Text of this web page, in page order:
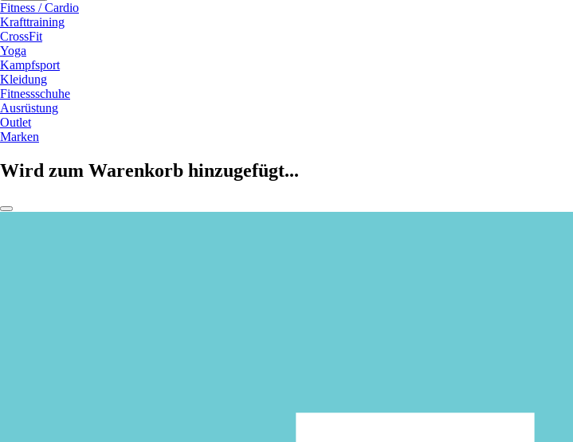
Fitness / Cardio
Krafttraining
CrossFit
Yoga
Kampfsport
Kleidung
Fitnessschuhe
Ausrüstung
Outlet
Marken
Wird zum Warenkorb hinzugefügt...